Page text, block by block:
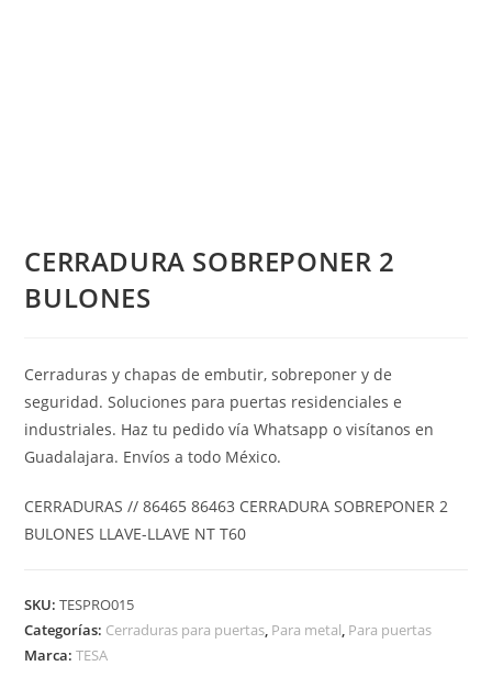
CERRADURA SOBREPONER 2
BULONES
Cerraduras y chapas de embutir, sobreponer y de
seguridad. Soluciones para puertas residenciales e
industriales. Haz tu pedido vía Whatsapp o visítanos en
Guadalajara. Envíos a todo México.
CERRADURAS // 86465 86463 CERRADURA SOBREPONER 2
BULONES LLAVE-LLAVE NT T60
SKU:TESPRO015
Categorías: Cerraduras para puertas, Para metal, Para puertas
Marca:TESA